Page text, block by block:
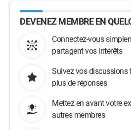
DEVENEZ MEMBRE EN
Connectez-vous
partagent vos intérêts
Suivez vos discussions
plus de réponses
Mettez en avant votre
autres membres